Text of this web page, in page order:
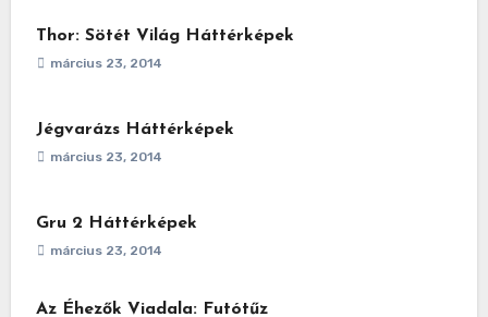
Thor: Sötét Világ Háttérképek
március 23, 2014
Jégvarázs Háttérképek
március 23, 2014
Gru 2 Háttérképek
március 23, 2014
Az Éhezők Viadala: Futótűz